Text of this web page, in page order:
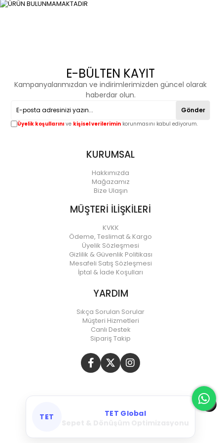
E-BÜLTEN KAYIT
Kampanyalarımızdan ve indirimlerimizden güncel olarak
haberdar olun.
Gönder
Üyelik koşullarını ve kişisel verilerimin korunmasını kabul ediyorum.
KURUMSAL
Hakkımızda
Mağazamız
Bize Ulaşın
MÜŞTERİ İLİŞKİLERİ
KVKK
Ödeme, Teslimat & Kargo
Üyelik Sözleşmesi
Gizlilik & Güvenlik Politikası
Mesafeli Satış Sözleşmesi
İptal & İade Koşulları
YARDIM
Sıkça Sorulan Sorular
Müşteri Hizmetleri
Canlı Destek
Sipariş Takip
TET
TET Global